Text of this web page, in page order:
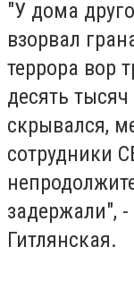
"У дома
взорвал
террора вор
десять
скрывался,
сотрудники
задержали",
Гитлянская.